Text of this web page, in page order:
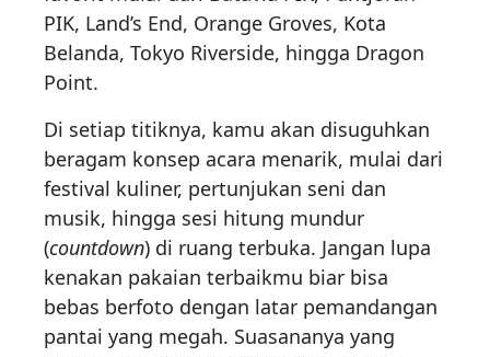
PIK, Land’s End, Orange Groves, Kota
Belanda, Tokyo Riverside, hingga Dragon
Point.
Di setiap titiknya, kamu akan disuguhkan
beragam konsep acara menarik, mulai dari
festival kuliner, pertunjukan seni dan
musik, hingga sesi hitung mundur
(countdown) di ruang terbuka. Jangan lupa
kenakan pakaian terbaikmu biar bisa
bebas berfoto dengan latar pemandangan
pantai yang megah. Suasananya yang